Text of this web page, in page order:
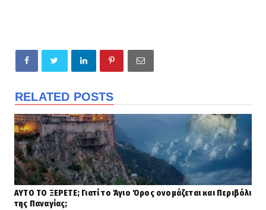
RELATED POSTS
ΑΥΤΟ ΤΟ ΞΕΡΕΤΕ; Γιατί το Άγιο Όρος ονομάζεται και Περιβόλι
της Παναγίας;